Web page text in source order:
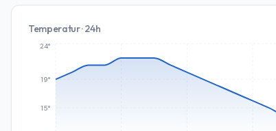
Temperatur · 24h
15°
19°
24°